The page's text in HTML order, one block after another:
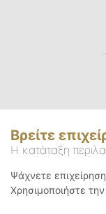
Βρείτε
Η κατάταξη
Ψάχνετε
Χρησιμοποιήστε